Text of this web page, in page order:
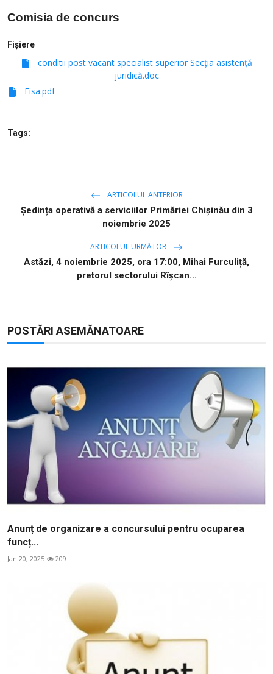
Comisia de concurs
Fișiere
juridică.doc
Fisa.pdf
Tags:
ARTICOLUL ANTERIOR
Ședința operativă a serviciilor Primăriei Chișinău din 3
noiembrie 2025
ARTICOLUL URMĂTOR
Astăzi, 4 noiembrie 2025, ora 17:00, Mihai Furculiță,
pretorul sectorului Rîșcan...
POSTĂRI ASEMĂNATOARE
Anunț de organizare a concursului pentru ocuparea
funcț...
Jan 20, 2025 209